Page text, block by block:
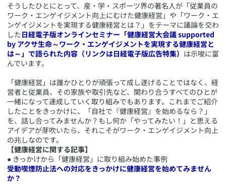
そうしたひとにとって、産・学・スポーツ界の著名人が「従業員の
ワーク・エンゲイジメント向上にむけた健康経営」や「ワーク・エ
ンゲイジメントを実現する健康経営とは？」をテーマに議論を交わ
した日経電子版オンラインセミナー「健康経営大会議 supported
by アクサ生命～ワーク・エンゲイジメントを実現する健康経営と
は～」で語られた内容（リンクは日経電子版広告特集） は示唆に富
んでいます。
「健康経営」は誰かひとりが頑張って成し遂げることではなく、経
営者と従業員、その家族や取引先など、関わり合うすべてのひとが
一緒になって達成していく取り組みでもあります。これまでご紹介
したことをきっかけに、「自社で『健康経営』を始めるなら？」
を、話し合ってみませんか？もし何か「やってみたい！」と思える
アイデアが芽吹いたら、それこそがワーク・エンゲイジメント向上
の兆しなのです。
【健康経営に関する記事】
● きっかけから「健康経営」に取り組み始めた事例
受動喫煙防止法への対応をきっかけに健康経営を始めてみません
か？